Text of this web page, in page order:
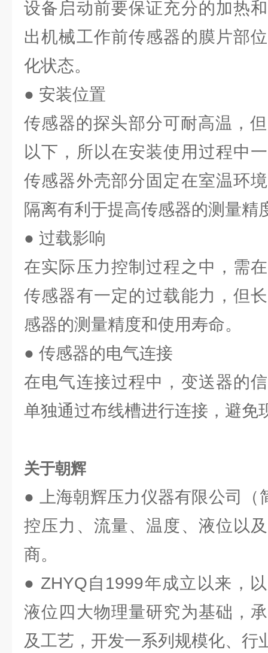
设备启动前要保证充分的加热
出机械工作前传感器的膜片部
化状态。
● 安装位置
传感器的探头部分可耐高温，
以下，所以在安装使用过程中
传感器外壳部分固定在室温环
隔离有利于提高传感器的测量精
● 过载影响
在实际压力控制过程之中，需
传感器有一定的过载能力，但
感器的测量精度和使用寿命。
● 传感器的电气连接
在电气连接过程中，变送器的
单独通过布线槽进行连接，避免
关于朝辉
● 上海朝辉压力仪器有限公司（
控压力、流量、温度、液位以
商。
● ZHYQ自1999年成立以来，
液位四大物理量研究为基础，
及工艺，开发一系列规模化、行